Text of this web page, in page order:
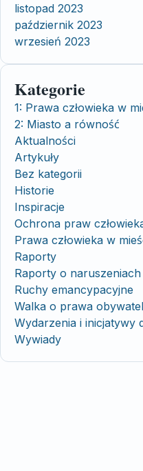
listopad 2023
październik 2023
wrzesień 2023
Kategorie
1: Prawa człowieka w
2: Miasto a równość
Aktualności
Artykuły
Bez kategorii
Historie
Inspiracje
Ochrona praw
Prawa człowieka w
Raporty
Raporty o
Ruchy emancypacyjne
Walka o prawa
Wydarzenia i inicjatywy
Wywiady